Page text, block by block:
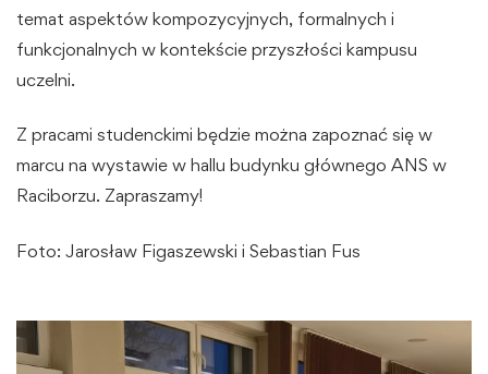
temat aspektów kompozycyjnych, formalnych i
funkcjonalnych w kontekście przyszłości kampusu
uczelni.
Z pracami studenckimi będzie można zapoznać się w
marcu na wystawie w hallu budynku głównego ANS w
Raciborzu. Zapraszamy!
Foto: Jarosław Figaszewski i Sebastian Fus